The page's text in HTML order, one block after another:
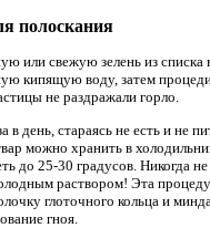
полоскания
или свежую зелень из списка
кипящую воду, затем
не раздражали горло.
в день, стараясь не есть и не
можно хранить в
до 25-30 градусов. Никогда
раствором! Эта
глоточного кольца и
гноя.